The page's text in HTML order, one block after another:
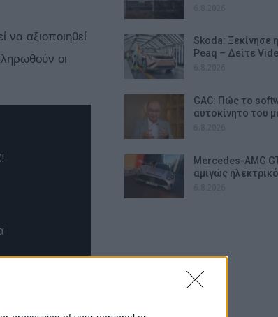
αξιοποιηθεί
οι
Skoda: Ξεκίνησε
Peaq – Δείτε
GAC: Πώς το
αυτοκίνητο του
Mercedes-AMG
αμιγώς ηλεκτρικό